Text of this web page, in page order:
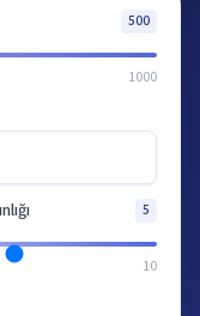
500
1000
5
10